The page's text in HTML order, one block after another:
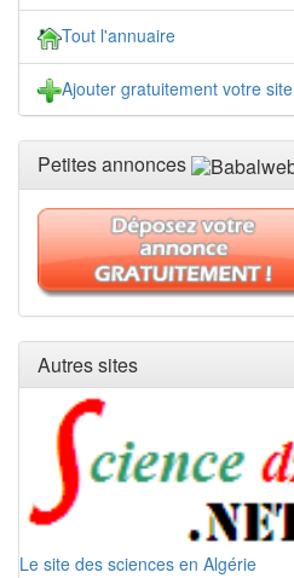
Tout l'annuaire
Ajouter gratuitement votre site
Petites annonces
Autres sites
Le site des sciences en Algérie